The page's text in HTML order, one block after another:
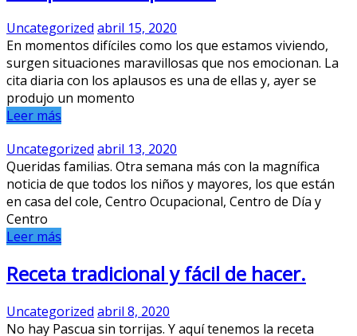
Uncategorized abril 15, 2020
En momentos difíciles como los que estamos viviendo,
surgen situaciones maravillosas que nos emocionan. La
cita diaria con los aplausos es una de ellas y, ayer se
produjo un momento
Leer más
Uncategorized abril 13, 2020
Queridas familias. Otra semana más con la magnífica
noticia de que todos los niños y mayores, los que están
en casa del cole, Centro Ocupacional, Centro de Día y
Centro
Leer más
Receta tradicional y fácil de hacer.
Uncategorized abril 8, 2020
No hay Pascua sin torrijas. Y aquí tenemos la receta